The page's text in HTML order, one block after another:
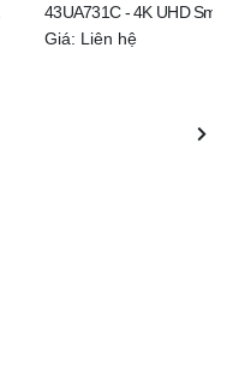
43UA731C - 4K UHD
Giá: Liên hệ